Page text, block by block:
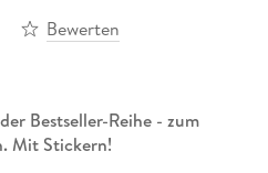
Bewerten
Bestseller-Reihe - zum
Mit Stickern!